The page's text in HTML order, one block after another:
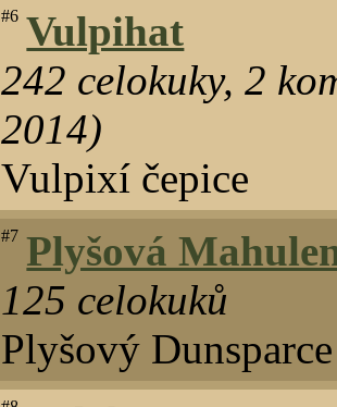
#6 Vulpihat
242 celokuky,2
2014)
Vulpixí čepice
#7 Plyšová
125 celokuků
Plyšový